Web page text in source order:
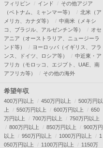
フィリピン
インド
その他アジア
（ベトナム、ミャンマー等）
北米（ア
メリカ、カナダ等）
中南米（メキシ
コ、ブラジル、アルゼンチン等）
オセ
アニア（オーストラリア、ニュージーラ
ンド等）
ヨーロッパ（イギリス、フラ
ンス、ドイツ、ロシア等）
中近東・ア
フリカ（モロッコ、エジプト、UAE、南
アフリカ等）
その他の海外
希望年収
400万円以上 450万円以上
500万円以
上
550万円以上 600万円以上
650
万円以上
700万円以上
750万円以上
800万円以上
850万円以上
900万円
以上
950万円以上 1000万円以上
1
050万円以上
1100万円以上
1150万